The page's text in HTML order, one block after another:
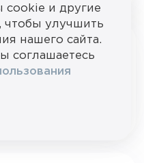
занят
четкому плану,
и другие
чтобы улучшить
нашего сайта.
соглашаетесь